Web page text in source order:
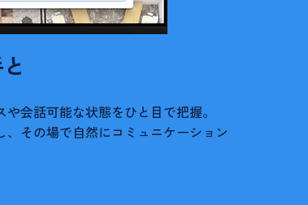
会話可能な状態をひと目で把握。
、その場で自然にコミュニケーション